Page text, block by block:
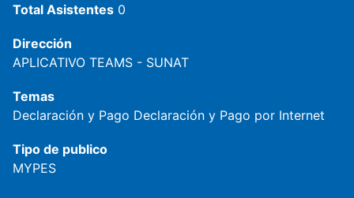
Total Asistentes 0
Dirección
APLICATIVO TEAMS - SUNAT
Temas
Declaración y Pago Declaración y Pago por Internet
Tipo de publico
MYPES